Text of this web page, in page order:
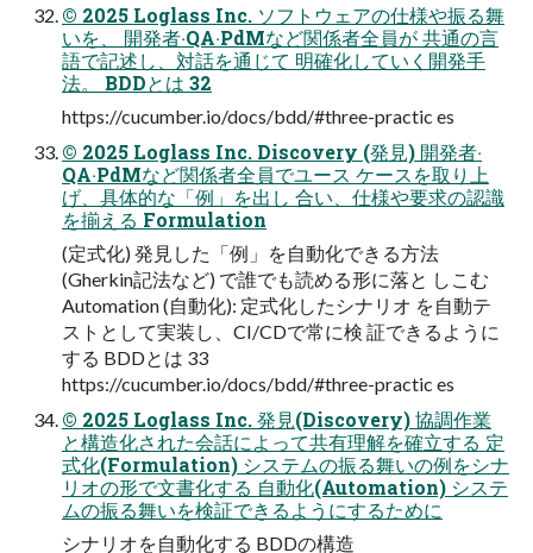
© 2025 Loglass Inc. ソフトウェアの仕様や振る舞
いを、 開発者‧QA‧PdMなど関係者全員が 共通の⾔
語で記述し、対話を通じて 明確化していく開発⼿
法。 BDDとは 32
https://cucumber.io/docs/bdd/#three-practic es
© 2025 Loglass Inc. Discovery (発⾒) 開発者‧
QA‧PdMなど関係者全員でユース ケースを取り上
げ、具体的な「例」を出し 合い、仕様や要求の認識
を揃える Formulation
(定式化) 発⾒した「例」を⾃動化できる⽅法
(Gherkin記法など) で誰でも読める形に落と しこむ
Automation (⾃動化): 定式化したシナリオ を⾃動テ
ストとして実装し、CI/CDで常に検 証できるように
する BDDとは 33
https://cucumber.io/docs/bdd/#three-practic es
© 2025 Loglass Inc. 発⾒(Discovery) 協調作業
と構造化された会話によって共有理解を確⽴する 定
式化(Formulation) システムの振る舞いの例をシナ
リオの形で⽂書化する ⾃動化(Automation) システ
ムの振る舞いを検証できるようにするために
シナリオを⾃動化する BDDの構造